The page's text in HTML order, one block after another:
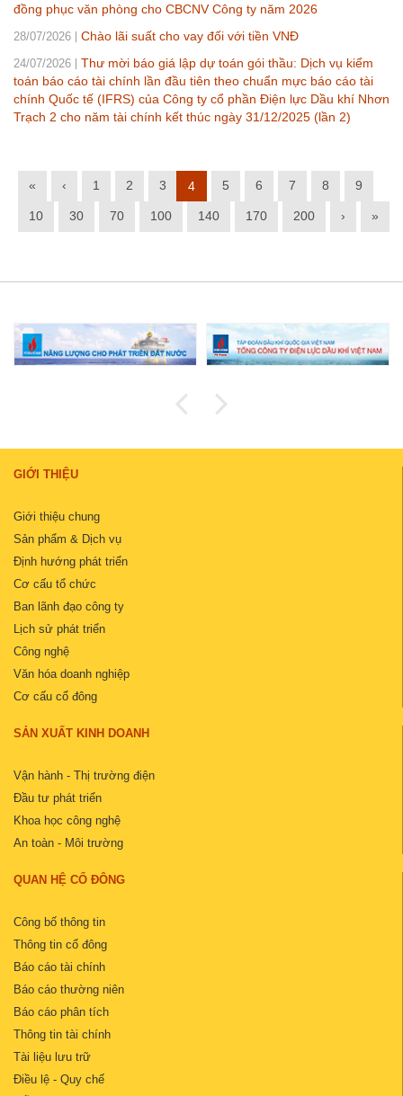
đồng phục văn phòng cho CBCNV Công ty năm 2026
28/07/2026 Chào lãi suất cho vay đối với tiền VNĐ
24/07/2026
Thư mời báo giá lập dự toán gói thầu: Dịch vụ kiểm
toán báo cáo tài chính lần đầu tiên theo chuẩn mực báo cáo tài
chính Quốc tế (IFRS) của Công ty cổ phần Điện lực Dầu khí Nhơn
Trạch 2 cho năm tài chính kết thúc ngày 31/12/2025 (lần 2)
« ‹ 1 2 3 4 5 6 7 8 9
10 30 70 100 140 170 200 › »
GIỚI THIỆU
Giới thiệu chung
Sản phẩm & Dịch vụ
Định hướng phát triển
Cơ cấu tổ chức
Ban lãnh đạo công ty
Lịch sử phát triển
Công nghệ
Văn hóa doanh nghiệp
Cơ cấu cổ đông
SẢN XUẤT KINH DOANH
Vận hành - Thị trường điện
Đầu tư phát triển
Khoa học công nghệ
An toàn - Môi trường
QUAN HỆ CỔ ĐÔNG
Công bố thông tin
Thông tin cổ đông
Báo cáo tài chính
Báo cáo thường niên
Báo cáo phân tích
Thông tin tài chính
Tài liệu lưu trữ
Điều lệ - Quy chế